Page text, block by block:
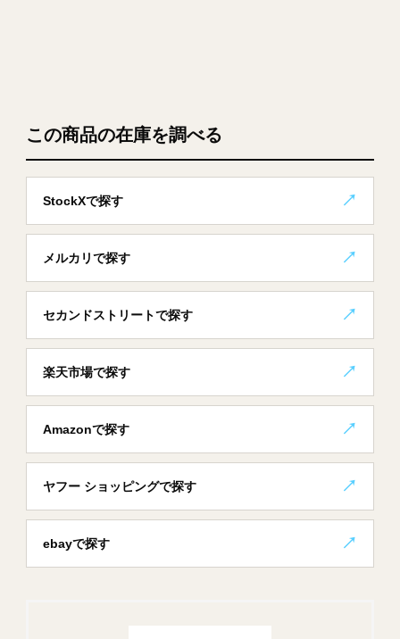
この商品の在庫を調べる
StockXで探す
メルカリで探す
セカンドストリートで探す
楽天市場で探す
Amazonで探す
ヤフー ショッピングで探す
ebayで探す